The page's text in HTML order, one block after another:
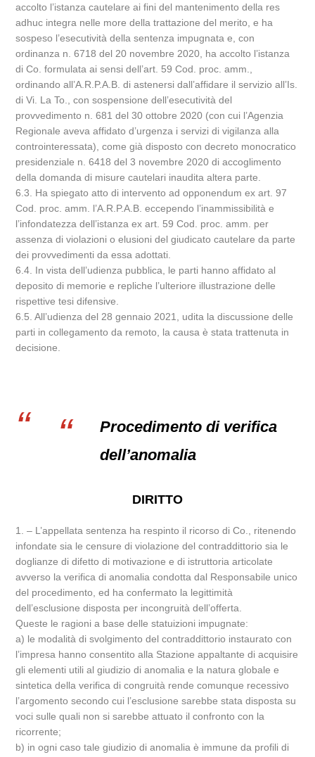
accolto l’istanza cautelare ai fini del mantenimento della res
adhuc integra nelle more della trattazione del merito, e ha
sospeso l’esecutività della sentenza impugnata e, con
ordinanza n. 6718 del 20 novembre 2020, ha accolto l’istanza
di Co. formulata ai sensi dell’art. 59 Cod. proc. amm.,
ordinando all’A.R.P.A.B. di astenersi dall’affidare il servizio all’Is.
di Vi. La To., con sospensione dell’esecutività del
provvedimento n. 681 del 30 ottobre 2020 (con cui l’Agenzia
Regionale aveva affidato d’urgenza i servizi di vigilanza alla
controinteressata), come già disposto con decreto monocratico
presidenziale n. 6418 del 3 novembre 2020 di accoglimento
della domanda di misure cautelari inaudita altera parte.
6.3. Ha spiegato atto di intervento ad opponendum ex art. 97
Cod. proc. amm. l’A.R.P.A.B. eccependo l’inammissibilità e
l’infondatezza dell’istanza ex art. 59 Cod. proc. amm. per
assenza di violazioni o elusioni del giudicato cautelare da parte
dei provvedimenti da essa adottati.
6.4. In vista dell’udienza pubblica, le parti hanno affidato al
deposito di memorie e repliche l’ulteriore illustrazione delle
rispettive tesi difensive.
6.5. All’udienza del 28 gennaio 2021, udita la discussione delle
parti in collegamento da remoto, la causa è stata trattenuta in
decisione.
Procedimento di verifica
dell’anomalia
DIRITTO
1. – L’appellata sentenza ha respinto il ricorso di Co., ritenendo
infondate sia le censure di violazione del contraddittorio sia le
doglianze di difetto di motivazione e di istruttoria articolate
avverso la verifica di anomalia condotta dal Responsabile unico
del procedimento, ed ha confermato la legittimità
dell’esclusione disposta per incongruità dell’offerta.
Queste le ragioni a base delle statuizioni impugnate:
a) le modalità di svolgimento del contraddittorio instaurato con
l’impresa hanno consentito alla Stazione appaltante di acquisire
gli elementi utili al giudizio di anomalia e la natura globale e
sintetica della verifica di congruità rende comunque recessivo
l’argomento secondo cui l’esclusione sarebbe stata disposta su
voci sulle quali non si sarebbe attuato il confronto con la
ricorrente;
b) in ogni caso tale giudizio di anomalia è immune da profili di